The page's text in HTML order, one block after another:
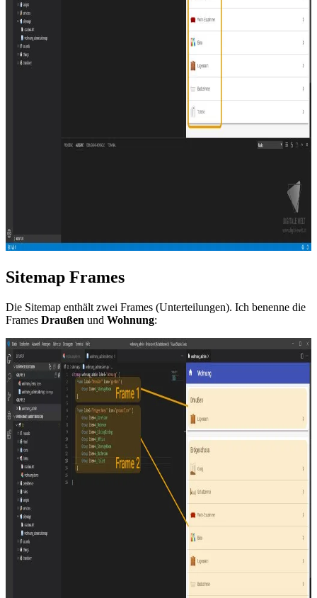
Sitemap Frames
Die Sitemap enthält zwei Frames (Unterteilungen). Ich benenne die
Frames Draußen und Wohnung: